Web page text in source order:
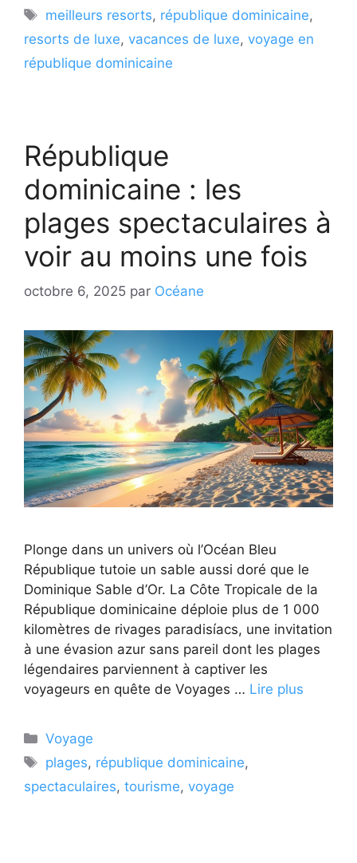
Étiquettes
meilleurs resorts, république dominicaine,
resorts de luxe, vacances de luxe, voyage en
république dominicaine
République
dominicaine : les
plages spectaculaires à
voir au moins une fois
octobre 6, 2025 par Océane
Plonge dans un univers où l’Océan Bleu
République tutoie un sable aussi doré que le
Dominique Sable d’Or. La Côte Tropicale de la
République dominicaine déploie plus de 1 000
kilomètres de rivages paradisíacs, une invitation
à une évasion azur sans pareil dont les plages
légendaires parviennent à captiver les
voyageurs en quête de Voyages … Lire plus
Catégories
Voyage
Étiquettes
plages, république dominicaine,
spectaculaires, tourisme, voyage